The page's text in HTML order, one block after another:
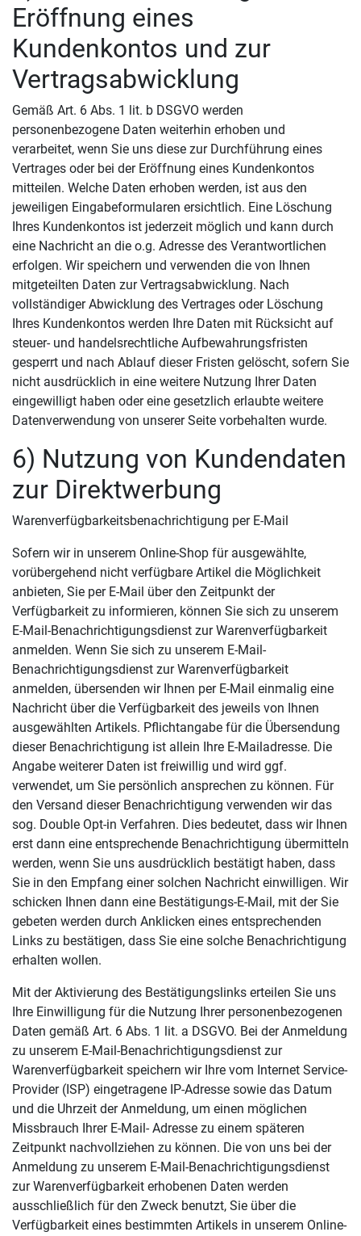
Eröffnung eines
Kundenkontos und zur
Vertragsabwicklung
Gemäß Art. 6 Abs. 1 lit. b DSGVO werden
personenbezogene Daten weiterhin erhoben und
verarbeitet, wenn Sie uns diese zur Durchführung eines
Vertrages oder bei der Eröffnung eines Kundenkontos
mitteilen. Welche Daten erhoben werden, ist aus den
jeweiligen Eingabeformularen ersichtlich. Eine Löschung
Ihres Kundenkontos ist jederzeit möglich und kann durch
eine Nachricht an die o.g. Adresse des Verantwortlichen
erfolgen. Wir speichern und verwenden die von Ihnen
mitgeteilten Daten zur Vertragsabwicklung. Nach
vollständiger Abwicklung des Vertrages oder Löschung
Ihres Kundenkontos werden Ihre Daten mit Rücksicht auf
steuer- und handelsrechtliche Aufbewahrungsfristen
gesperrt und nach Ablauf dieser Fristen gelöscht, sofern Sie
nicht ausdrücklich in eine weitere Nutzung Ihrer Daten
eingewilligt haben oder eine gesetzlich erlaubte weitere
Datenverwendung von unserer Seite vorbehalten wurde.
6) Nutzung von Kundendaten
zur Direktwerbung
Warenverfügbarkeitsbenachrichtigung per E-Mail
Sofern wir in unserem Online-Shop für ausgewählte,
vorübergehend nicht verfügbare Artikel die Möglichkeit
anbieten, Sie per E-Mail über den Zeitpunkt der
Verfügbarkeit zu informieren, können Sie sich zu unserem
E-Mail-Benachrichtigungsdienst zur Warenverfügbarkeit
anmelden. Wenn Sie sich zu unserem E-Mail-
Benachrichtigungsdienst zur Warenverfügbarkeit
anmelden, übersenden wir Ihnen per E-Mail einmalig eine
Nachricht über die Verfügbarkeit des jeweils von Ihnen
ausgewählten Artikels. Pflichtangabe für die Übersendung
dieser Benachrichtigung ist allein Ihre E-Mailadresse. Die
Angabe weiterer Daten ist freiwillig und wird ggf.
verwendet, um Sie persönlich ansprechen zu können. Für
den Versand dieser Benachrichtigung verwenden wir das
sog. Double Opt-in Verfahren. Dies bedeutet, dass wir Ihnen
erst dann eine entsprechende Benachrichtigung übermitteln
werden, wenn Sie uns ausdrücklich bestätigt haben, dass
Sie in den Empfang einer solchen Nachricht einwilligen. Wir
schicken Ihnen dann eine Bestätigungs-E-Mail, mit der Sie
gebeten werden durch Anklicken eines entsprechenden
Links zu bestätigen, dass Sie eine solche Benachrichtigung
erhalten wollen.
Mit der Aktivierung des Bestätigungslinks erteilen Sie uns
Ihre Einwilligung für die Nutzung Ihrer personenbezogenen
Daten gemäß Art. 6 Abs. 1 lit. a DSGVO. Bei der Anmeldung
zu unserem E-Mail-Benachrichtigungsdienst zur
Warenverfügbarkeit speichern wir Ihre vom Internet Service-
Provider (ISP) eingetragene IP-Adresse sowie das Datum
und die Uhrzeit der Anmeldung, um einen möglichen
Missbrauch Ihrer E-Mail- Adresse zu einem späteren
Zeitpunkt nachvollziehen zu können. Die von uns bei der
Anmeldung zu unserem E-Mail-Benachrichtigungsdienst
zur Warenverfügbarkeit erhobenen Daten werden
ausschließlich für den Zweck benutzt, Sie über die
Verfügbarkeit eines bestimmten Artikels in unserem Online-